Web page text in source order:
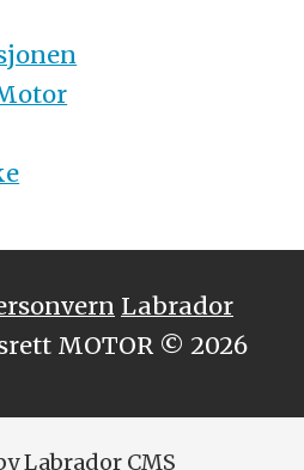
Labrador
MOTOR © 2026
Labrador CMS